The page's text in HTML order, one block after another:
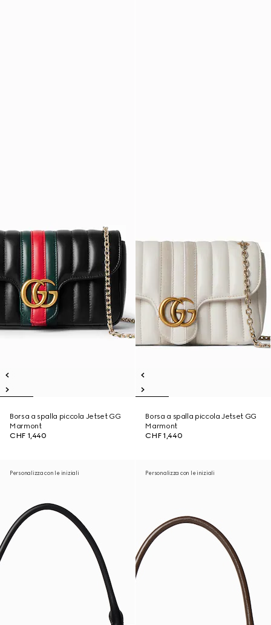
Borsa a spalla piccola Jetset GG
Marmont
CHF 1,440
Borsa a spalla piccola Jetset GG
Marmont
CHF 1,440
Personalizza con le iniziali Personalizza con le iniziali